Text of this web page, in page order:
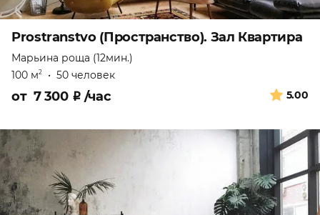
Prostranstvo (Пространство). Зал Квартира
Марьина роща (12мин.)
100 м2 • 50 человек
5.00
от 7 300 ₽ /час